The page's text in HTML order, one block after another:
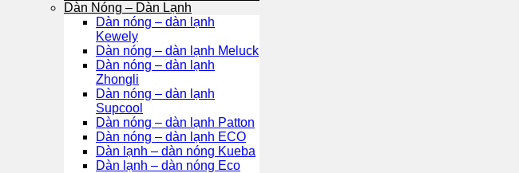
Dàn Nóng – Dàn Lạnh
Dàn nóng – dàn lạnh
Kewely
Dàn nóng – dàn lạnh Meluck
Dàn nóng – dàn lạnh
Zhongli
Dàn nóng – dàn lạnh
Supcool
Dàn nóng – dàn lạnh Patton
Dàn nóng – dàn lạnh ECO
Dàn lạnh – dàn nóng Kueba
Dàn lạnh – dàn nóng Eco